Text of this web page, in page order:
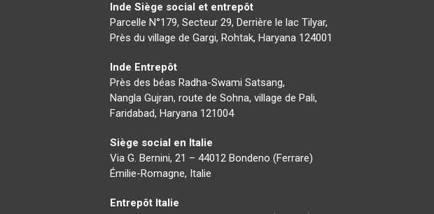
Inde Siège social et entrepôt
Parcelle N°179, Secteur 29, Derrière le lac Tilyar,
Près du village de Gargi, Rohtak, Haryana 124001
Inde Entrepôt
Près des béas Radha-Swami Satsang,
Nangla Gujran, route de Sohna, village de Pali,
Faridabad, Haryana 121004
Siège social en Italie
Via G. Bernini, 21 – 44012 Bondeno (Ferrare)
Émilie-Romagne, Italie
Entrepôt Italie